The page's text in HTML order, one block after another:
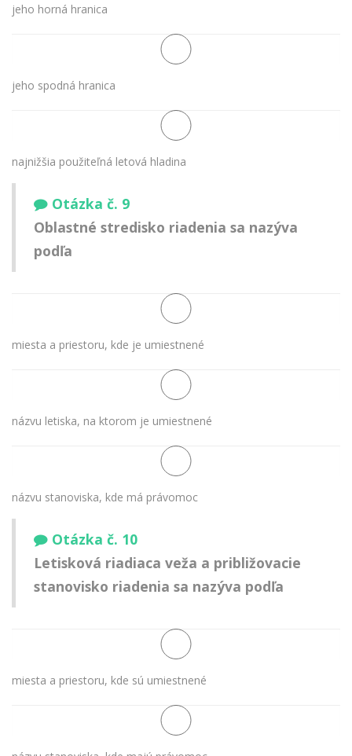
jeho horná hranica
jeho spodná hranica
najnižšia použiteľná letová hladina
Otázka č. 9
Oblastné stredisko riadenia sa nazýva
podľa
miesta a priestoru, kde je umiestnené
názvu letiska, na ktorom je umiestnené
názvu stanoviska, kde má právomoc
Otázka č. 10
Letisková riadiaca veža a približovacie
stanovisko riadenia sa nazýva podľa
miesta a priestoru, kde sú umiestnené